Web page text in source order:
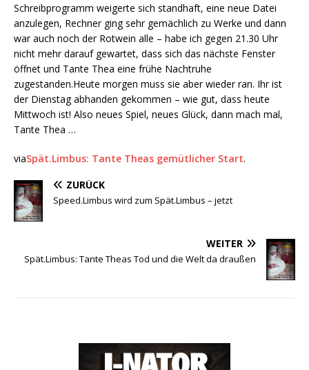
Schreibprogramm weigerte sich standhaft, eine neue Datei
anzulegen, Rechner ging sehr gemächlich zu Werke und dann
war auch noch der Rotwein alle – habe ich gegen 21.30 Uhr
nicht mehr darauf gewartet, dass sich das nächste Fenster
öffnet und Tante Thea eine frühe Nachtruhe
zugestanden.Heute morgen muss sie aber wieder ran. Ihr ist
der Dienstag abhanden gekommen – wie gut, dass heute
Mittwoch ist! Also neues Spiel, neues Glück, dann mach mal,
Tante Thea …
viaSpät.Limbus: Tante Theas gemütlicher Start.
ZURÜCK
Speed.Limbus wird zum Spät.Limbus – jetzt
WEITER
Spät.Limbus: Tante Theas Tod und die Welt da draußen